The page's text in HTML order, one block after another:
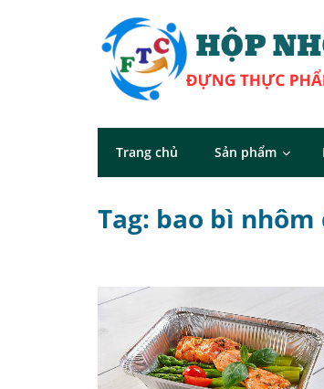
Trang chủ Sản phẩm
Tag: bao bì